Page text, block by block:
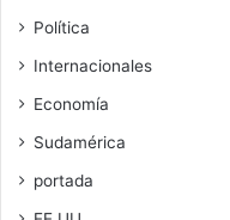
Política
Internacionales
Economía
Sudamérica
portada